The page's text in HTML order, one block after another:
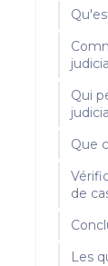
Qui
Que
de
Les